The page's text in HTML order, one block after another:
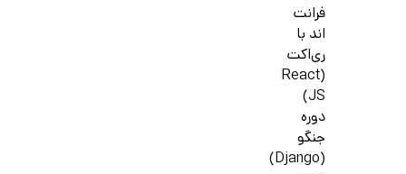
فرانت
اند با
ری‌اکت
(React
JS)
دوره
جنگو
(Django)